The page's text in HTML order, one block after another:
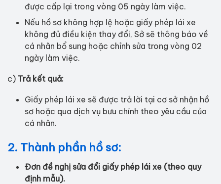
được cấp lại trong vòng 05 ngày làm việc.
Nếu hồ sơ không hợp lệ hoặc giấy phép lái xe
không đủ điều kiện thay đổi, Sở sẽ thông báo về
cá nhân bổ sung hoặc chỉnh sửa trong vòng 02
ngày làm việc.
c) Trả kết quả:
Giấy phép lái xe sẽ được trả lời tại cơ sở nhận hồ
sơ hoặc qua dịch vụ bưu chính theo yêu cầu của
cá nhân.
2. Thành phần hồ sơ:
Đơn đề nghị sửa đổi giấy phép lái xe (theo quy
định mẫu).